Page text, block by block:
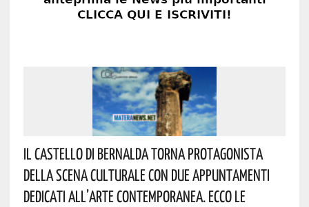
Il Castello Di Bernalda Torna Protagonista
Della Scena Culturale Con Due Appuntamenti
Dedicati All’arte Contemporanea. Ecco Le